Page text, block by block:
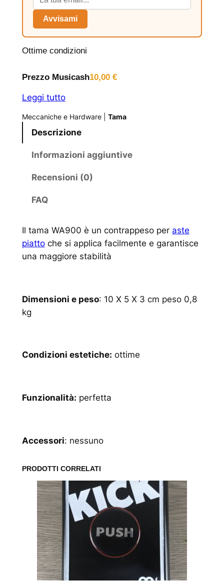
Avvisami
Ottime condizioni
Prezzo Musicash10,00 €
Leggi tutto
Meccaniche e Hardware| Tama
Descrizione
Informazioni aggiuntive
Recensioni (0)
FAQ
Il tama WA900 è un contrappeso per aste
piattoche si applica facilmente e garantisce
una maggiore stabilità
Dimensioni e peso: 10 X 5 X 3 cm peso 0,8
kg
Condizioni estetiche: ottime
Funzionalità: perfetta
Accessori: nessuno
PRODOTTI CORRELATI